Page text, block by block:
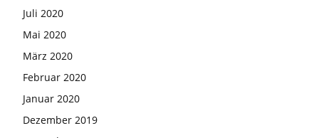
Juli 2020
Mai 2020
März 2020
Februar 2020
Januar 2020
Dezember 2019